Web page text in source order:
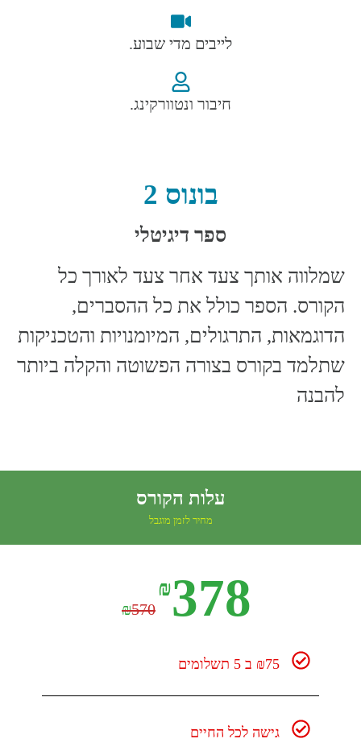
לייבים מדי שבוע.
חיבור ונטוורקינג.
בונוס 2
ספר דיגיטלי
שמלווה אותך צעד אחר צעד לאורך כל
הקורס. הספר כולל את כל ההסברים,
הדוגמאות, התרגולים, המיומנויות והטכניקות
שתלמד בקורס בצורה הפשוטה והקלה ביותר
להבנה
עלות הקורס
מחיר לזמן מוגבל
₪570
₪378
₪75 ב 5 תשלומים
גישה לכל החיים